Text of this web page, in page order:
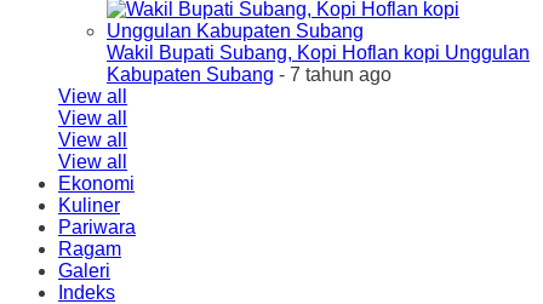
Wakil Bupati Subang, Kopi Hoflan kopi Unggulan
Kabupaten Subang - 7 tahun ago
View all
View all
View all
View all
Ekonomi
Kuliner
Pariwara
Ragam
Galeri
Indeks